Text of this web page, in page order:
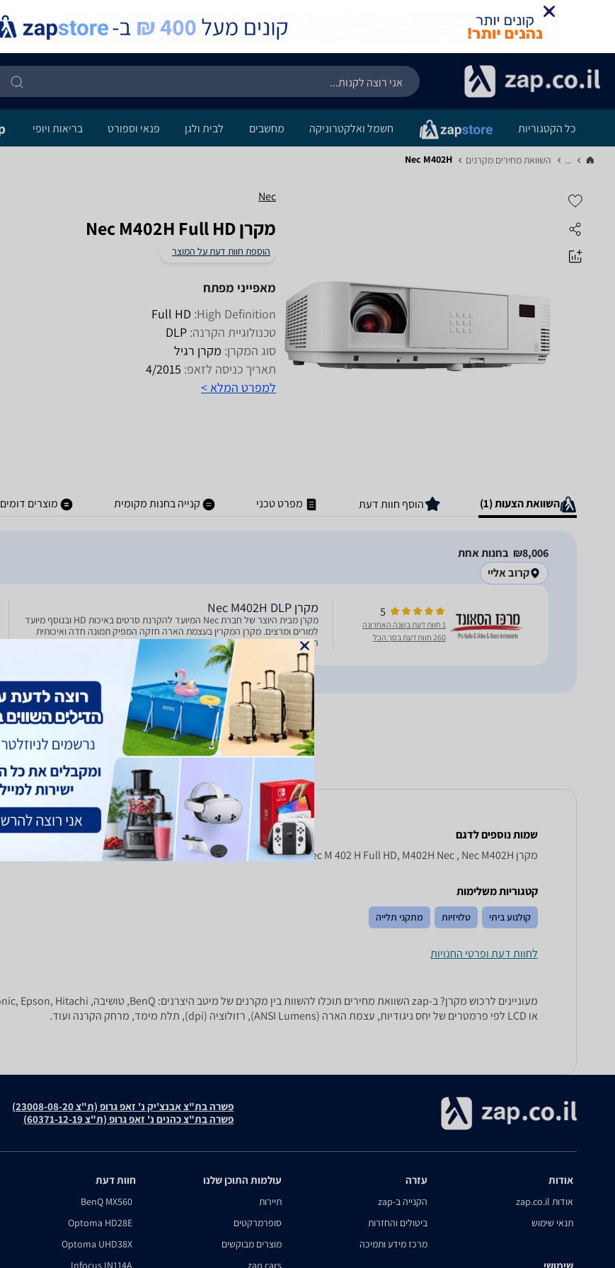
כל הקטגוריות חשמל ואלקטרוניקה מחשבים לבית ולגן פנאי וספורט בריאות ויופי
... השוואת מחירים מקרנים‏ Nec M402H
Nec
מקרן Nec M402H Full HD
הוספת חוות דעת על המוצר
מאפייני מפתח
High Definition:
Full HD
טכנולוגיית הקרנה: DLP
סוג המקרן: מקרן רגיל
תאריך כניסה לזאפ: 4/2015
למפרט המלא >
השוואת הצעות (1) הוסף חוות דעת מפרט טכני קנייה בחנות מקומית מוצרים דומים
8,006‏₪
בחנות אחת
קרוב אליי
5
1 חוות דעת בשנה האחרונה
260 חוות דעת בסך הכל
מקרן Nec M402H DLP
מקרן מבית היוצר של חברת Nec המיועד להקרנת סרטים באיכות HD ובנוסף מיועד
למורים ומרצים. מקרן המקרין בעצמת הארה חזקה המפיק תמונה חדה ואיכותית
התו
שמות נוספים לדגם
מקרן Nec M 402 H Full HD, M402H Nec , Nec M402H
קטגוריות משלימות
קולנוע ביתי טלויזיות מתקני תלייה
לחוות דעת ופרטי החנויות
או LCD לפי פרמטרים של יחס ניגודיות, עצמת הארה (ANSI Lumens), רזולוציה (dpi), תלת מימד, מרחק הקרנה ועוד.
פשרה בת"צ אבנצ'יק נ' זאפ גרופ (ת"צ 23008-08-20)
פשרה בת"צ כהנים נ' זאפ גרופ (ת"צ 60371-12-19)
אודות
אודות zap.co.il
תנאי שימוש
עזרה
הקנייה ב-zap
ביטולים והחזרות
מרכז מידע ותמיכה
עולמות התוכן שלנו
תיירות
סופרמרקטים
מוצרים מבוקשים
zap cars
חוות דעת
BenQ MX560
Optoma HD28E
Optoma UHD38X
Infocus IN114A